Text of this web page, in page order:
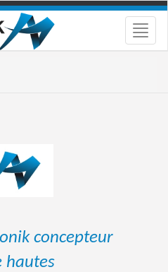
Toggle
concepteur
hautes